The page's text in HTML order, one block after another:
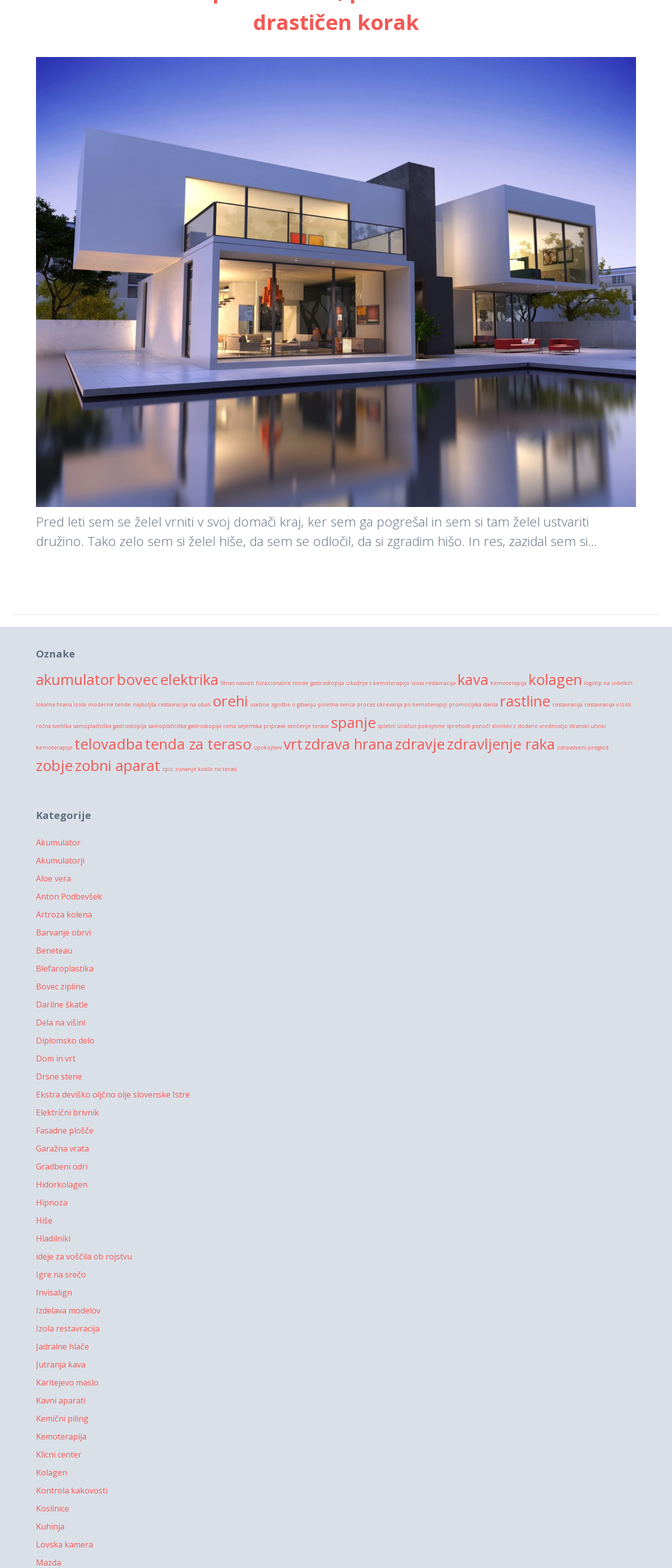
drastičen korak
Pred leti sem se želel vrniti v svoj domači kraj, ker sem ga pogrešal in sem si tam želel ustvariti
družino. Tako zelo sem si želel hiše, da sem se odločil, da si zgradim hišo. In res, zazidal sem si…
Oznake
akumulatorbovecelektrika fitnes nasveti funkcionalne tende gastroskopija izkušnje s kemoterapijo Izola restavracija kava kemoterapija kolagen logotip na izdelkih
lokalna hrana Izola moderne tende najboljša restavracija na obali orehi osebne zgodbe o gibanju poletna senca proces okrevanja po kemoterapiji promocijska darila rastline restavracija restavracija v Izoli
ročna svetilka samoplačniška gastroskopija samoplačniška gastroskopija cena sejemska priprava senčenje terase spanje spletni izračun pokojnine sprehodi ponoči storitev z dodano vrednostjo stranski učinki
kemoterapije telovadbatenda za teraso upokojitev vrtzdrava hranazdravjezdravljenje raka zdravstveni pregled
zobjezobni aparat zpiz zunanje kosilo na terasi
Kategorije
Akumulator
Akumulatorji
Aloe vera
Anton Podbevšek
Artroza kolena
Barvanje obrvi
Beneteau
Blefaroplastika
Bovec zipline
Darilne škatle
Dela na višini
Diplomsko delo
Dom in vrt
Drsne stene
Ekstra deviško oljčno olje slovenske Istre
Električni brivnik
Fasadne plošče
Garažna vrata
Gradbeni odri
Hidorkolagen
Hipnoza
Hiše
Hladilniki
ideje za voščila ob rojstvu
Igre na srečo
Invisalign
Izdelava modelov
Izola restavracija
Jadralne hlače
Jutranja kava
Karitejevo maslo
Kavni aparati
Kemični piling
Kemoterapija
Klicni center
Kolagen
Kontrola kakovosti
Kosilnice
Kuhinja
Lovska kamera
Mazda